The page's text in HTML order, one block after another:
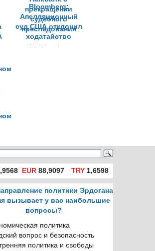
Bloomberg:
Апелляционный
суд США отклонил
ходатайство
Halkbank о
EUR 88,9097 TRY1,6598
политики Эрдогана
вызывает у вас наибольшие
вопросы?
политика
вопрос и безопасность
политика и свободы